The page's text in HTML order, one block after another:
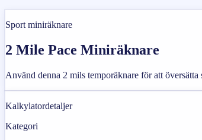
Sport miniräknare
2 Mile Pace Miniräknare
Använd denna 2 mils temporäknare för att
Kalkylatordetaljer
Kategori